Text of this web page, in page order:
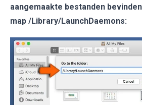
aangemaakte bestanden
map /Library/LaunchDaemons: